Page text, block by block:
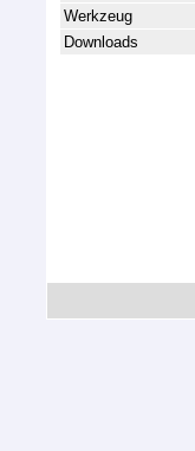
Werkzeug
Downloads